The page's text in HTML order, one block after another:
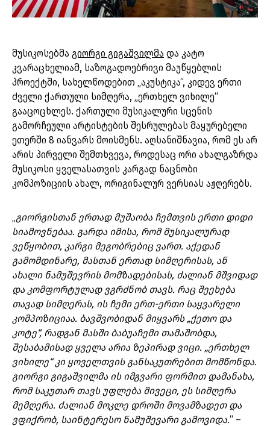
მუსიკოსებმა გიორგი გიგაშვილმა და კატო
კვარაცხელიამ, საზოგადოებრივი მაუწყებლის
პროექტში, სახელწოდებით „აკუსტიკა“, კიდევ ერთი
ძველი ქართული სიმღერა, „ერთხელ ვიხილე“
გააცოცხლეს. ქართული მუსიკალური სცენის
გამორჩეული არტისტების შესრულებას მაყურებელი
ეთერში 8 იანვარს მოისმენს. აღსანიშნავია, რომ ეს არ
არის პირველი შემთხვევა, როდესაც ორი ახალგაზრდა
მუსიკოსი ყველასათვის კარგად ნაცნობი
კომპოზიციის ახალ, ორიგინალურ ვერსიას აჟღერებს.
გიორგისთან ერთად მუშაობა ჩემთვის ერთი დიდი
სიამოვნებაა. გარდა იმისა, რომ მუსიკალურად
ვეწყობით, კარგი მეგობრებიც ვართ. აქედან
გამომდინარე, მასთან ერთად სიმღერისას, ან
ახალი ნამუშევრის მომზადებისას, ძალიან მშვიდად
და კომფორტულად ვგრძნობ თავს. რაც შეეხება
თავად სიმღერას, ის ჩემი ერთ-ერთი საყვარელი
კომპოზიციაა. ბავშვობიდან მიყვარს „ქეთო და
კოტე“, რადგან მასში ბაბუაჩემი თამაშობდა,
შესაბამისად ყველა არია ზეპირად ვიცი. „ერთხელ
ვიხილე“ კი ყოველთვის განსაკუთრებით მომწონდა.
გიორგი გიგაშვილმა ის იმგვარი ფორმით დამანახა,
რომ საკუთარ თავს უფლება მივეცი, ეს სიმღერა
მემღერა. ძალიან მოკლე დროში მოვამზადეთ და
ვფიქრობ, საინტერესო ნამუშევარი გამოვიდა.“ –